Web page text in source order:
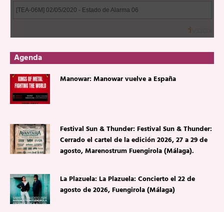
Agenda
Manowar: Manowar vuelve a España
Festival Sun & Thunder: Festival Sun & Thunder:
Cerrado el cartel de la edición 2026, 27 a 29 de
agosto, Marenostrum Fuengirola (Málaga).
La Plazuela: La Plazuela: Concierto el 22 de
agosto de 2026, Fuengirola (Málaga)